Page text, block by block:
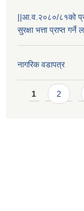
||आ.व.२०८०/८१को
सुरक्षा भत्ता प्राप्त गर्ने
नागरिक वडापत्र
Pages
1 2